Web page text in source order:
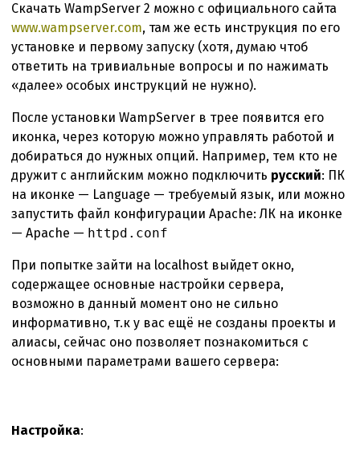
Скачать WampServer 2 можно с официального сайта
www.wampserver.com, там же есть инструкция по его
установке и первому запуску (хотя, думаю чтоб
ответить на тривиальные вопросы и по нажимать
«далее» особых инструкций не нужно).
После установки WampServer в трее появится его
иконка, через которую можно управлять работой и
добираться до нужных опций. Например, тем кто не
дружит с английским можно подключить русский: ПК
на иконке — Language — требуемый язык, или можно
запустить файл конфигурации Apache: ЛК на иконке
— Apache — httpd.conf
При попытке зайти на localhost выйдет окно,
содержащее основные настройки сервера,
возможно в данный момент оно не сильно
информативно, т.к у вас ещё не созданы проекты и
алиасы, сейчас оно позволяет познакомиться с
основными параметрами вашего сервера:
Настройка: